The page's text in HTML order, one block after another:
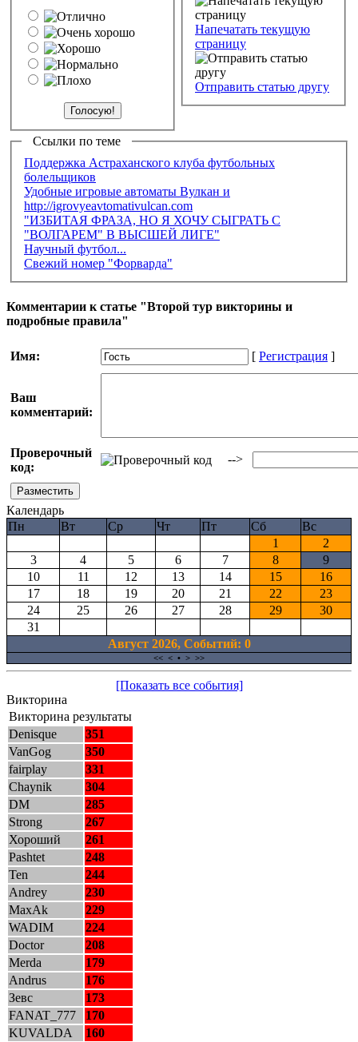
Напечатать текущую
страницу
Отправить статью другу
Ссылки по теме
Поддержка Астраханского клуба футбольных
болельщиков
Удобные игровые автоматы Вулкан и
http://igrovyeavtomativulcan.com
"ИЗБИТАЯ ФРАЗА, НО Я ХОЧУ СЫГРАТЬ С
"ВОЛГАРЕМ" В ВЫСШЕЙ ЛИГЕ"
Научный футбол...
Свежий номер "Форварда"
Комментарии к статье "Второй тур викторины и
подробные правила"
Имя: [ Регистрация ]
Ваш
комментарий:
Проверочный
код:
-->
Календарь
Пн
Вт Ср Чт Пт Сб
Вс
1
2
3
4 5 6 7 8
9
10
11 12 13 14 15
16
17
18 19 20 21 22
23
24
25 26 27 28 29
30
31
Август 2026, Cобытий: 0
<< < • > >>
[Показать все события]
Викторина
Викторина результаты
Denisque
351
VanGog
350
fairplay
331
Chaynik
304
DM
285
Strong
267
Хороший
261
Pashtet
248
Ten
244
Andrey
230
MaxAk
229
WADIM
224
Doctor
208
Merda
179
Andrus
176
Зевс
173
FANAT_777
170
KUVALDA
160